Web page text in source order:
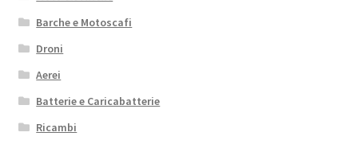
Barche e Motoscafi
Droni
Aerei
Batterie e Caricabatterie
Ricambi